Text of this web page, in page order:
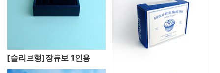
[슬리브형]장듀보 1인용